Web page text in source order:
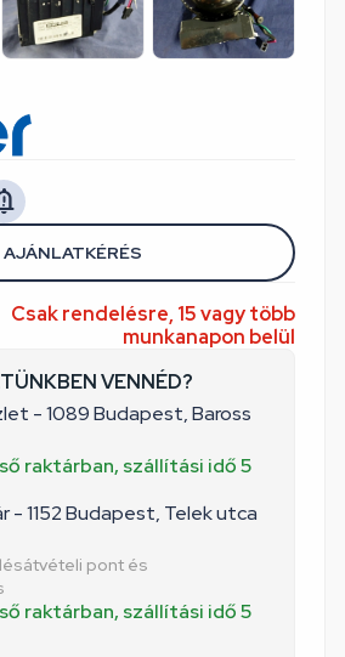
Csak rendelésre, 15 vagy több
munkanapon belül
VENNÉD?
- 1089 Budapest, Baross
raktárban, szállítási idő 5
- 1152 Budapest, Telek utca
pont és
raktárban, szállítási idő 5
AJÁNLATKÉRÉS